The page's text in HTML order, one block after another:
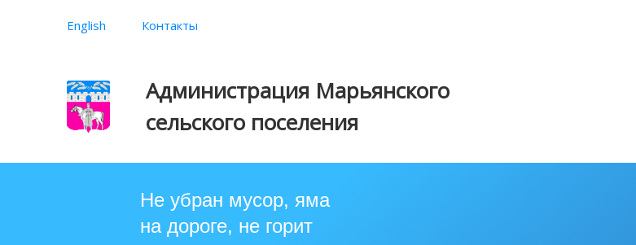
English Контакты
Администрация Марьянского
сельского поселения
Не убран мусор, яма
на дороге, не горит